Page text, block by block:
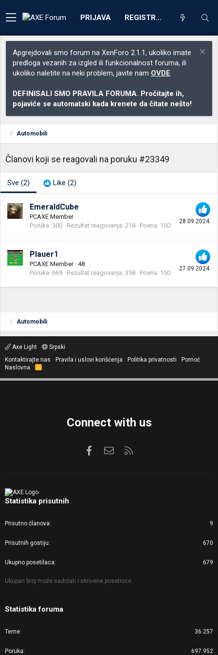
PRIJAVA REGISTRACIJA
Apgrejdovali smo forum na XenForo 2.1.1, ukoliko imate
predloga vezanih za izgled ili funkcionalnost foruma, ili
ukoliko naletite na neki problem, javite nam OVDE
DEFINISALI SMO PRAVILA FORUMA. Pročitajte ih,
pojaviće se automatski kada krenete da čitate nešto!
Automobili
Članovi koji se reagovali na poruku #23349
Sve (2) Like (2)
28.09.2024.
EmeraldCube
PCAXE Member
Poruka 300 Rezultat reagovanja 218 Poena 150
27.09.2024.
Plauer1
PCAXE Member · 48
Poruka 669 Rezultat reagovanja 358 Poena 150
Automobili
Axe Light
Srpski
Kontaktirajte nas
Pravila i uslovi korišćenja Politika privatnosti
Pomoć
Naslovna
R
S
Connect with us
FacebookKontaktirajte nas
Statistika prisutnih
Prisutno članova 9
Prisutnih gostiju 670
Ukupno posetilaca 679
Ukupan broj može sadržati i skrivene posetioce.
Statistika foruma
Teme 36.257
Poruka 697.952